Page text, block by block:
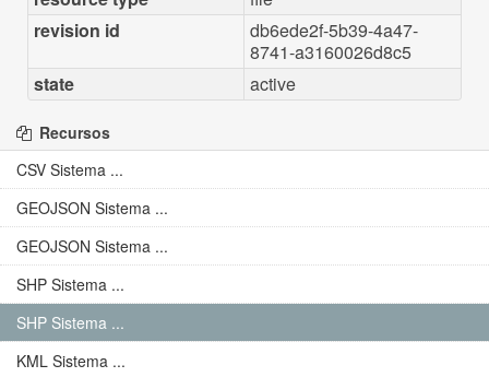
revision id
db6ede2f-5b39-4a47-
8741-a3160026d8c5
state
active
Recursos
CSV Sistema ...
GEOJSON Sistema ...
GEOJSON Sistema ...
SHP Sistema ...
SHP Sistema ...
KML Sistema ...